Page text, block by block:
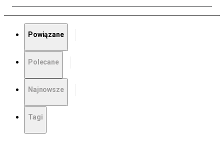
Powiązane
Polecane
Najnowsze
Tagi